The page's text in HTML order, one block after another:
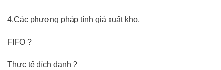
4.Các phương pháp tính giá xuất kho,
FIFO ?
Thực tế đích danh ?